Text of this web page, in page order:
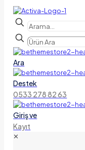
Ara
Destek
0533 278 82 63
Giriş ve
Kayıt
✕